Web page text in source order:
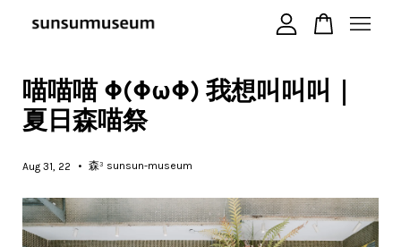
喵喵喵 Φ(ΦωΦ) 我想叫叫叫｜
夏日森喵祭
Aug 31, 22 • 森³ sunsun-museum
您的購物車目前還是空的。